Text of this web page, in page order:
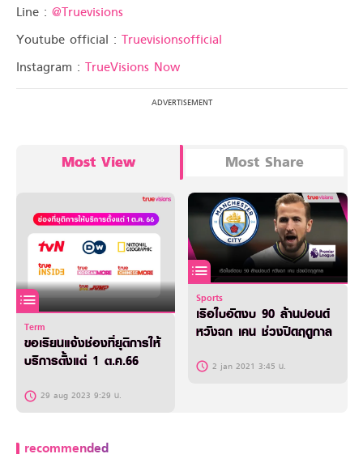
Line : @Truevisions
Youtube official : Truevisionsofficial
Instagram : TrueVisions Now
Most View Most Share
Term
ขอเรียนแจ้งช่องที่ยุติการให้
บริการตั้งแต่ 1 ต.ค.66
29 aug 2023 9:29 น.
Sports
เรือใบอัดงบ 90 ล้านปอนด์
หวังฉก เคน ช่วงปิดฤดูกาล
2 jan 2021 3:45 น.
recommended